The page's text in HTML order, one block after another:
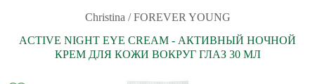
Christina / FOREVER YOUNG
ACTIVE NIGHT EYE CREAM - АКТИВНЫЙ НОЧНОЙ
КРЕМ ДЛЯ КОЖИ ВОКРУГ ГЛАЗ 30 МЛ